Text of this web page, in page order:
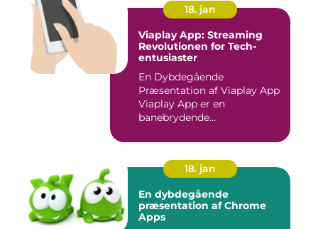
18. jan
Viaplay App: Streaming
Revolutionen for Tech-
entusiaster
En Dybdegående
Præsentation af Viaplay App
Viaplay App er en
banebrydende
18. jan
En dybdegående
præsentation af Chrome
Apps